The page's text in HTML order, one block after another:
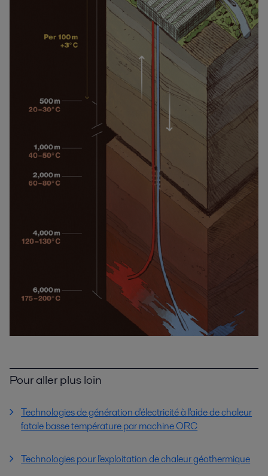
Pour aller plus loin
Technologies de génération d'électricité à l'aide de chaleur
fatale basse température par machine ORC
Technologies pour l'exploitation de chaleur géothermique